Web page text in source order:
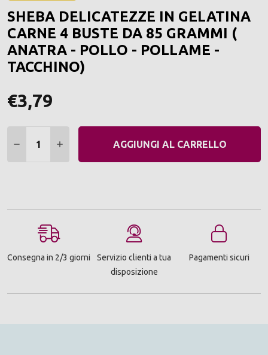
DEI
SHEBA DELICATEZZE IN GELATINA
CARNE 4 BUSTE DA 85 GRAMMI (
ANATRA - POLLO - POLLAME -
TACCHINO)
€3,79
DIMINUIRE QUANTITÀ:
AUMENTARE QUANTITÀ:
AGGIUNGI AL CARRELLO
Consegna in 2/3 giorni
Servizio clienti a tua
disposizione
Pagamenti sicuri